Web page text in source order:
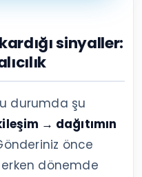
sinyaller:
durumda şu
→ dağıtımın
önce
erken dönemde